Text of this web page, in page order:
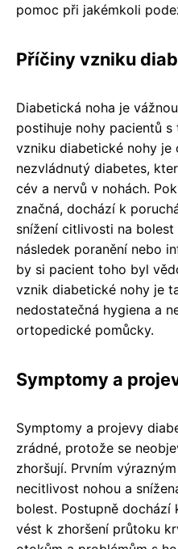
pomoc při jakémkoli
Příčiny vzniku
Diabetická noha je
postihuje nohy pacientů
vzniku diabetické nohy je
nezvládnutý diabetes,
cév a nervů v nohách.
značná, dochází k
snížení citlivosti na
následek poranění nebo
by si pacient toho byl
vznik diabetické nohy je
nedostatečná hygiena a
ortopedické pomůcky.
Symptomy a
Symptomy a projevy
zrádné, protože se
zhoršují. Prvním
necitlivost nohou a
bolest. Postupně dochází
vést k zhoršení průtoku